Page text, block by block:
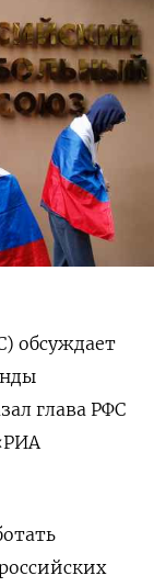
обсуждает
глава РФС